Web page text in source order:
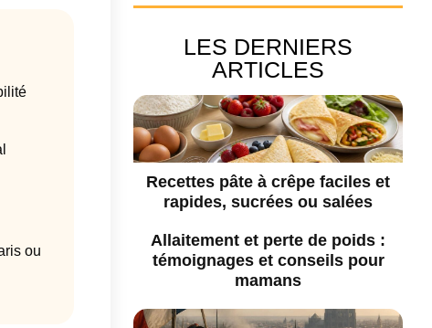
ou
LES DERNIERS
ARTICLES
Recettes pâte à crêpe faciles et
rapides, sucrées ou salées
Allaitement et perte de poids :
témoignages et conseils pour
mamans